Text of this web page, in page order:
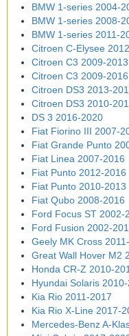
BMW 1-series 2004-
BMW 1-series 2008-
BMW 1-series 2011-
Citroen C-Elysee
Citroen C3 2009-2013
Citroen C3 2009-2016
Citroen DS3 2013-
Citroen DS3 2010-
DS 3 2016-2020
Fiat Fiorino III 2007-
Fiat Grande Punto
Fiat Linea 2007-2016
Fiat Punto 2012-2016
Fiat Punto 2010-2013
Fiat Qubo 2008-2016
Ford Focus ST 2002-
Ford Fusion 2002-
Geely MK Cross
Great Wall Hover M2
Honda CR-Z 2010-
Hyundai Solaris
Kia Rio 2011-2017
Kia Rio X-Line 2017-
Mercedes-Benz A-